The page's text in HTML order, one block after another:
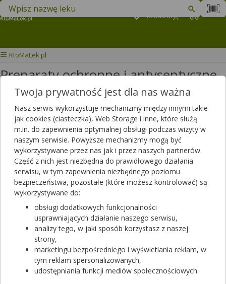
lokalizację
Znajdź lek w swojej okolicy
KtoMaLek.pl
Preparaty ochronne i antyseptyczne -
ucho
Wybierz grupę produktów
W tej kategorii znajdziesz produkty stosowanie przy zakażeniach i
stanach zapalnych ucha, preparaty kojące podrażnienia oraz
wykorzystywane w higienie uszu. Dostępne w postaci kropli, płynu i
emulsji do uszu.
Filtrowanie
Filtrowanie
Wyniki wyszukiwania(97)
Wyczyść filtry
4WAXclean Spray do higieny uszu
Twoja prywatność jest dla nas ważna
Nasz serwis wykorzystuje mechanizmy między innymi takie
jak cookies (ciasteczka), Web Storage i inne, które służą
m.in. do zapewnienia optymalnej obsługi podczas wizyty w
naszym serwisie. Powyższe mechanizmy mogą być
wykorzystywane przez nas jak i przez naszych partnerów.
Część z nich jest niezbędna do prawidłowego działania
serwisu, w tym zapewnienia niezbędnego poziomu
bezpieczeństwa, pozostałe (które możesz kontrolować) są
wykorzystywane do:
obsługi dodatkowych funkcjonalności
usprawniających działanie naszego serwisu,
analizy tego, w jaki sposób korzystasz z naszej
strony,
marketingu bezpośredniego i wyświetlania reklam, w
tym reklam spersonalizowanych,
udostępniania funkcji mediów społecznościowych.